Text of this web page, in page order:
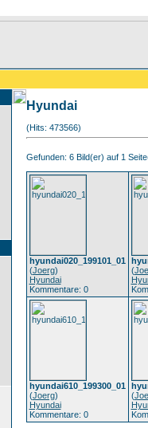
Hyundai
(Hits: 473566)
Gefunden: 6 Bild(er) auf 1
hyundai020_199101_01
(Joerg)
Hyundai
Kommentare: 0
(
hyundai610_199300_01
(Joerg)
Hyundai
Kommentare: 0
(